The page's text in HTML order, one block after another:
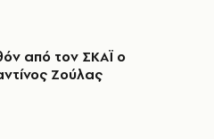
από τον ΣΚΑΪ ο
Ζούλας